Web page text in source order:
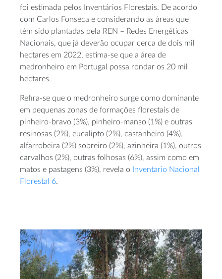
foi estimada pelos Inventários Florestais. De acordo
com Carlos Fonseca e considerando as áreas que
têm sido plantadas pela REN – Redes Energéticas
Nacionais, que já deverão ocupar cerca de dois mil
hectares em 2022, estima-se que a área de
medronheiro em Portugal possa rondar os 20 mil
hectares.
Refira-se que o medronheiro surge como dominante
em pequenas zonas de formações florestais de
pinheiro-bravo (3%), pinheiro-manso (1%) e outras
resinosas (2%), eucalipto (2%), castanheiro (4%),
alfarrobeira (2%) sobreiro (2%), azinheira (1%), outros
carvalhos (2%), outras folhosas (6%), assim como em
matos e pastagens (3%), revela o Inventario Nacional
Florestal 6.